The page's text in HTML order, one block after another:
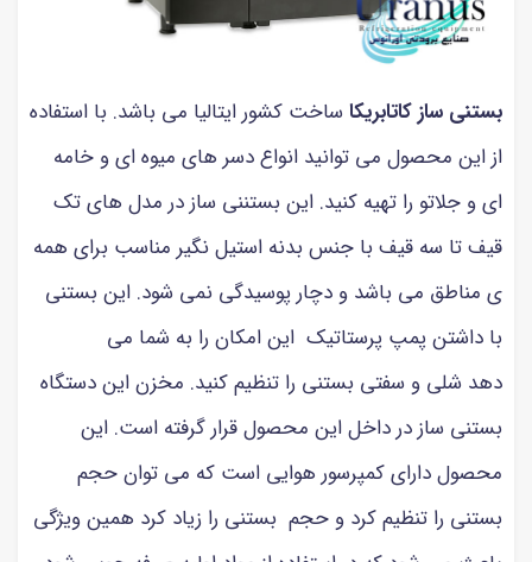
بستنی ساز کاتابریکا ساخت کشور ایتالیا می باشد. با استفاده
از این محصول می توانید انواع دسر های میوه ای و خامه
ای و جلاتو را تهیه کنید. این بستننی ساز در مدل های تک
قیف تا سه قیف با جنس بدنه استیل نگیر مناسب برای همه
ی مناطق می باشد و دچار پوسیدگی نمی شود. این بستنی
با داشتن پمپ پرستاتیک این امکان را به شما می
دهد شلی و سفتی بستنی را تنظیم کنید. مخزن این دستگاه
بستنی ساز در داخل این محصول قرار گرفته است. این
محصول دارای کمپرسور هوایی است که می توان حجم
بستنی را تنظیم کرد و حجم بستنی را زیاد کرد همین ویژگی